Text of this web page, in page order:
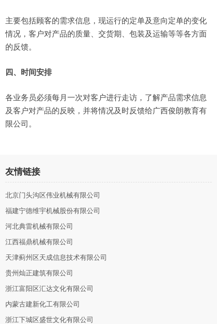
主要包括顾客的需求信息，现运行的定单及意向定单的变化
情况，客户对产品的质量、交货期、包装及运输等等各方面
的反馈。
四、时间安排
各业务员必须每月一次对客户进行走访，了解产品需求信息
及客户对产品的反映，并将情况及时反馈给广西俊朗教育有
限公司。
友情链接
北京门头沟区伟业机械有限公司
福建宁德维宇机械股份有限公司
河北典雷机械有限公司
江西福鼎机械有限公司
天津蓟州区天成信息技术有限公司
贵州灿正建筑有限公司
浙江富阳区汇达文化有限公司
内蒙古建新化工有限公司
浙江下城区盛世文化有限公司